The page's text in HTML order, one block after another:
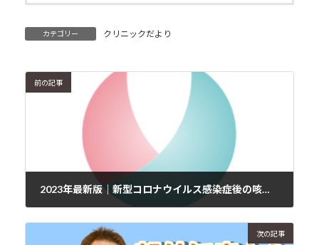
カテゴリー クリニックだより
前の記事
2023年最新版｜新型コロナウイルス感染症後の咳の止め方【コロナ後遺症】
次の記事